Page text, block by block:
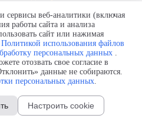
Одинарный токосъемник
JDS3-9
Одинарный токосъемник
JDS3-10
Одинарный токосъемник
JDS3-11
Одинарный токосъемник
U12
Защитная оболочка для
веб-аналитики (включая
работы сайта и анализа
сайт или нажимая
Политикой использования файлов
персональных данных .
отозвать свое согласие в
данные не собираются.
персональных данных.
Настроить cookie